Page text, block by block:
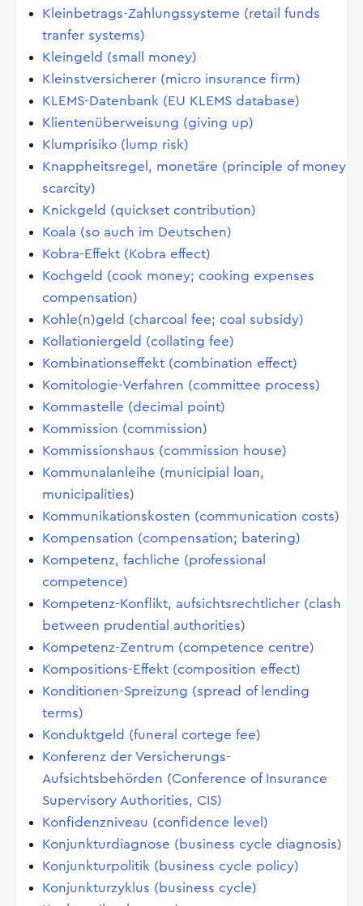
Kleinbetrags-Zahlungssysteme (retail funds
tranfer systems)
Kleingeld (small money)
Kleinstversicherer (micro insurance firm)
KLEMS-Datenbank (EU KLEMS database)
Klientenüberweisung (giving up)
Klumprisiko (lump risk)
Knappheitsregel, monetäre (principle of money
scarcity)
Knickgeld (quickset contribution)
Koala (so auch im Deutschen)
Kobra-Effekt (Kobra effect)
Kochgeld (cook money; cooking expenses
compensation)
Kohle(n)geld (charcoal fee; coal subsidy)
Kollationiergeld (collating fee)
Kombinationseffekt (combination effect)
Komitologie-Verfahren (committee process)
Kommastelle (decimal point)
Kommission (commission)
Kommissionshaus (commission house)
Kommunalanleihe (municipial loan,
municipalities)
Kommunikationskosten (communication costs)
Kompensation (compensation; batering)
Kompetenz, fachliche (professional
competence)
Kompetenz-Konflikt, aufsichtsrechtlicher (clash
between prudential authorities)
Kompetenz-Zentrum (competence centre)
Kompositions-Effekt (composition effect)
Konditionen-Spreizung (spread of lending
terms)
Konduktgeld (funeral cortege fee)
Konferenz der Versicherungs-
Aufsichtsbehörden (Conference of Insurance
Supervisory Authorities, CIS)
Konfidenzniveau (confidence level)
Konjunkturdiagnose (business cycle diagnosis)
Konjunkturpolitik (business cycle policy)
Konjunkturzyklus (business cycle)